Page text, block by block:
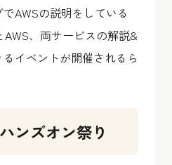
AWSの説明をしている
、両サービスの解説&
イベントが開催されるら
ンズオン祭り